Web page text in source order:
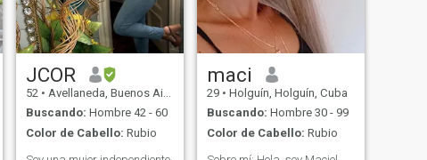
JCOR
52 • Avellaneda, Buenos Aires, Argentina
Buscando: Hombre 42 - 60
Color de Cabello: Rubio
maci
29 • Holguín, Holguín, Cuba
Buscando: Hombre 30 - 99
Color de Cabello: Rubio